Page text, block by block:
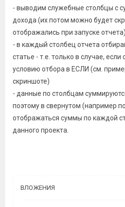
- выводим служебные столбцы с
дохода (их потом можно будет
отображались при запуске отчета)
- в каждый столбец отчета
статье - т.е. только в случае, если
условию отбора в ЕСЛИ (см.
скриншоте)
- данные по столбцам
поэтому в свернутом (например
отображаться суммы по каждой
данного проекта.
ВЛОЖЕНИЯ